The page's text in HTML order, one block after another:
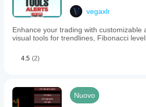
vegaxlr
Enhance your trading with customizable
visual tools for trendlines, Fibonacci
4.5 (2)
Nuovo